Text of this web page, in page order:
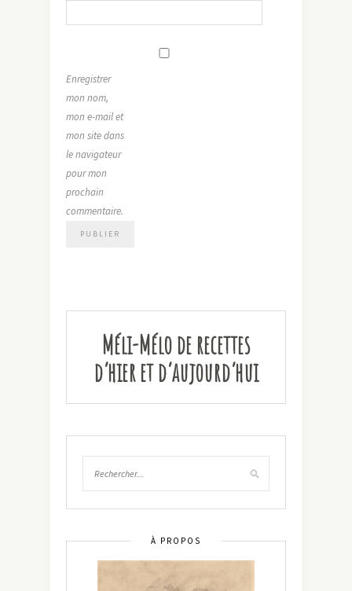
Enregistrer
mon nom,
mon e-mail et
mon site dans
le navigateur
pour mon
prochain
commentaire.
Méli-Mélo de recettes
d’hier et d’aujourd’hui
À PROPOS